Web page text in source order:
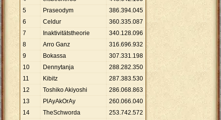
5
Praseodym 386.394.045
6
Celdur 360.335.087
7
Inaktivitätstheorie 340.128.096
8
Arro Ganz 316.696.932
9
Bokassa 307.331.198
10
Dennytanja 288.282.350
11
Kibitz 287.383.530
12
Toshiko Akiyoshi 286.068.863
13
PlAyAkOrAy 260.066.040
14
TheSchworda 253.742.572